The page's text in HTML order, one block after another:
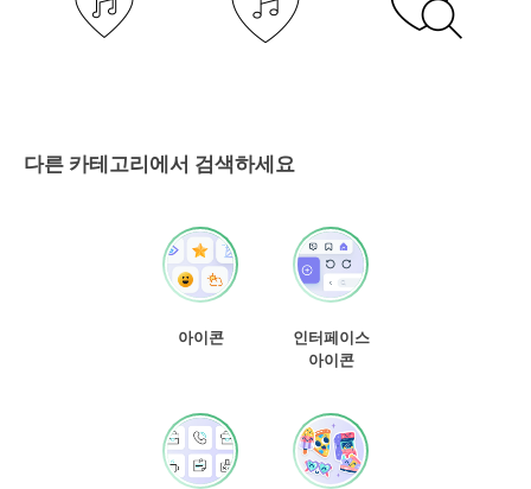
다른 카테고리에서 검색하세요
아이콘
인터페이스
아이콘